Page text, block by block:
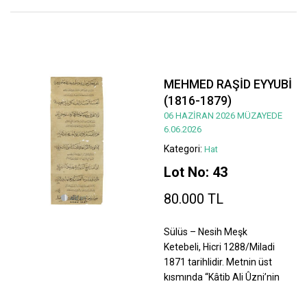
MEHMED RAŞİD EYYUBİ
(1816-1879)
06 HAZİRAN 2026 MÜZAYEDE
6.06.2026
Kategori: Hat
Lot No: 43
80.000 TL
Sülüs – Nesih Meşk
Ketebeli, Hicri 1288/Miladi
1871 tarihlidir. Metnin üst
kısmında “Kâtib Ali Ûzni’nin